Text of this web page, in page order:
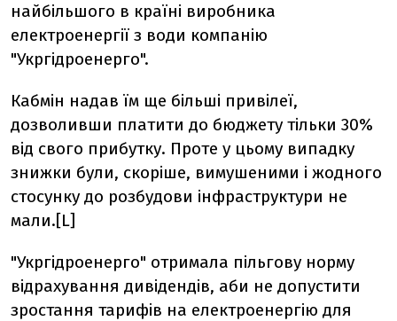
найбільшого в країні виробника
електроенергії з води компанію
"Укргідроенерго".
Кабмін надав їм ще більші привілеї,
дозволивши платити до бюджету тільки 30%
від свого прибутку. Проте у цьому випадку
знижки були, скоріше, вимушеними і жодного
стосунку до розбудови інфраструктури не
мали.[L]
"Укргідроенерго" отримала пільгову норму
відрахування дивідендів, аби не допустити
зростання тарифів на електроенергію для